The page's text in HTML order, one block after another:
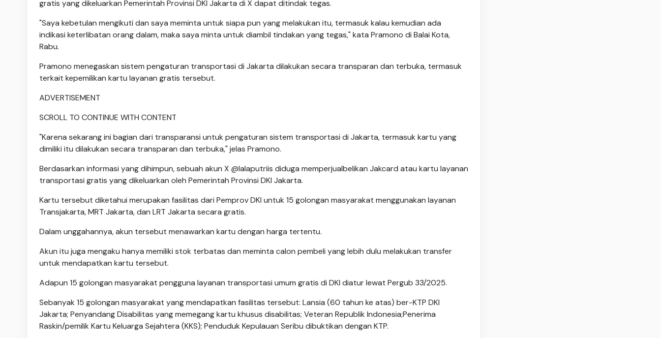
gratis yang dikeluarkan Pemerintah Provinsi DKI Jakarta di X dapat ditindak tegas.
"Saya kebetulan mengikuti dan saya meminta untuk siapa pun yang melakukan itu, termasuk kalau kemudian ada
indikasi keterlibatan orang dalam, maka saya minta untuk diambil tindakan yang tegas," kata Pramono di Balai Kota,
Rabu.
Pramono menegaskan sistem pengaturan transportasi di Jakarta dilakukan secara transparan dan terbuka, termasuk
terkait kepemilikan kartu layanan gratis tersebut.
ADVERTISEMENT
SCROLL TO CONTINUE WITH CONTENT
"Karena sekarang ini bagian dari transparansi untuk pengaturan sistem transportasi di Jakarta, termasuk kartu yang
dimiliki itu dilakukan secara transparan dan terbuka," jelas Pramono.
Berdasarkan informasi yang dihimpun, sebuah akun X @lalaputriis diduga memperjualbelikan Jakcard atau kartu layanan
transportasi gratis yang dikeluarkan oleh Pemerintah Provinsi DKI Jakarta.
Kartu tersebut diketahui merupakan fasilitas dari Pemprov DKI untuk 15 golongan masyarakat menggunakan layanan
Transjakarta, MRT Jakarta, dan LRT Jakarta secara gratis.
Dalam unggahannya, akun tersebut menawarkan kartu dengan harga tertentu.
Akun itu juga mengaku hanya memiliki stok terbatas dan meminta calon pembeli yang lebih dulu melakukan transfer
untuk mendapatkan kartu tersebut.
Adapun 15 golongan masyarakat pengguna layanan transportasi umum gratis di DKI diatur lewat Pergub 33/2025.
Sebanyak 15 golongan masyarakat yang mendapatkan fasilitas tersebut: Lansia (60 tahun ke atas) ber-KTP DKI
Jakarta; Penyandang Disabilitas yang memegang kartu khusus disabilitas; Veteran Republik Indonesia;Penerima
Raskin/pemilik Kartu Keluarga Sejahtera (KKS); Penduduk Kepulauan Seribu dibuktikan dengan KTP.